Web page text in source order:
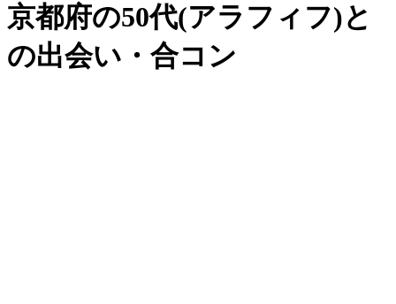
京都府の50代(アラフィフ)と
の出会い・合コン